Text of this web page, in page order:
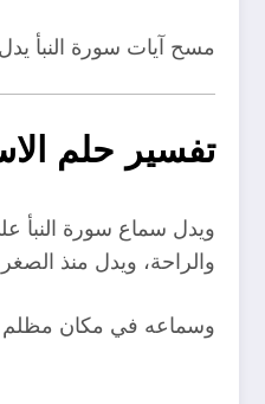
مسح آيات سورة النبأ
تفسير حلم
ويدل سماع سورة النبأ
والراحة، ويدل منذ
وسماعه في مكان مظلم